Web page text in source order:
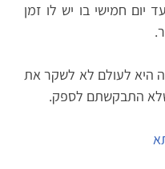
יום חמישי בו יש לו זמן
היא לעולם לא לשקר את
התבקשתם לספק.